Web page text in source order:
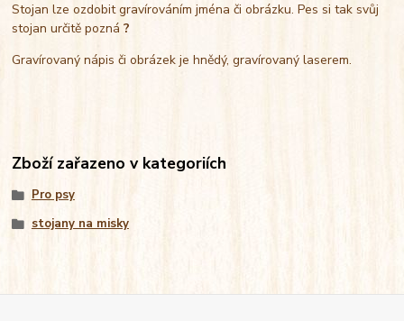
Stojan lze ozdobit gravírováním jména či obrázku. Pes si tak svůj
stojan určitě pozná?
Gravírovaný nápis či obrázek je hnědý, gravírovaný laserem.
Zboží zařazeno v kategoriích
Pro psy
stojany na misky